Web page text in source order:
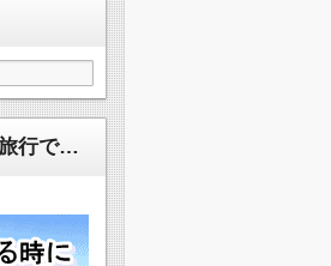
行で…